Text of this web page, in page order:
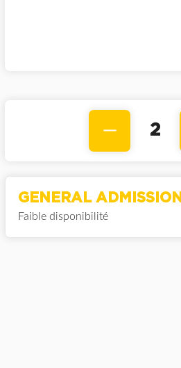
2
GENERAL ADMISSION
Faible disponibilité